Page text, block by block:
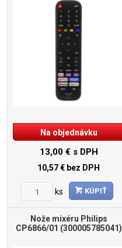
Na objednávku
13,00 € s DPH
10,57 € bez DPH
ks KÚPIŤ
Nože mixéru Philips
CP6866/01 (300005785041)